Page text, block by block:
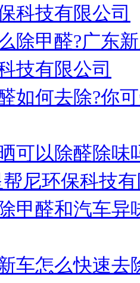
科技有限公司
除甲醛?广东
技有限公司
如何去除?你
可以除醛除味
尼环保科技
甲醛和汽车
车怎么快速去